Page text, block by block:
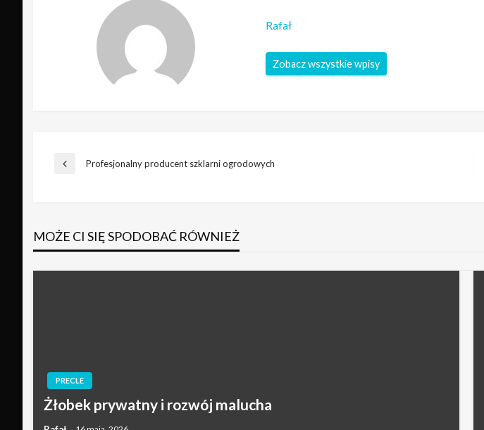
Rafał
Zobacz wszystkie wpisy
Nawigacja
Poprzedni
Profesjonalny producent szklarni ogrodowych
MOŻE CI SIĘ SPODOBAĆ RÓWNIEŻ
PRECLE
Żłobek prywatny i rozwój malucha